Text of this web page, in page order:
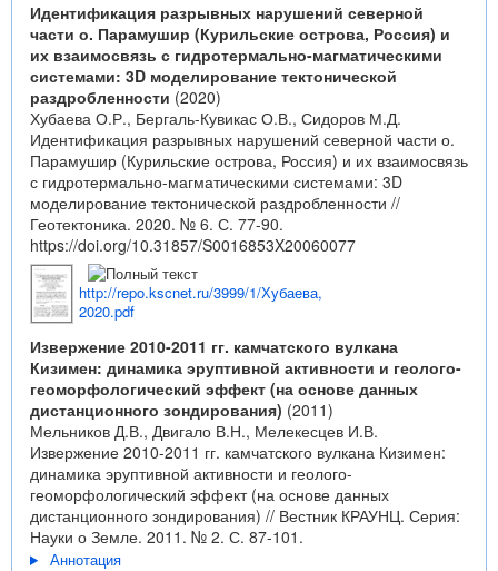
Идентификация разрывных нарушений северной
части о. Парамушир (Курильские острова, Россия) и
их взаимосвязь с гидротермально-магматическими
системами: 3D моделирование тектонической
раздробленности (2020)
Хубаева О.Р., Бергаль-Кувикас О.В., Сидоров М.Д.
Идентификация разрывных нарушений северной части о.
Парамушир (Курильские острова, Россия) и их взаимосвязь
с гидротермально-магматическими системами: 3D
моделирование тектонической раздробленности //
Геотектоника. 2020. № 6. С. 77-90.
https://doi.org/10.31857/S0016853X20060077
http://repo.kscnet.ru/3999/1/Хубаева,
2020.pdf
Извержение 2010-2011 гг. камчатского вулкана
Кизимен: динамика эруптивной активности и геолого-
геоморфологический эффект (на основе данных
дистанционного зондирования) (2011)
Мельников Д.В., Двигало В.Н., Мелекесцев И.В.
Извержение 2010-2011 гг. камчатского вулкана Кизимен:
динамика эруптивной активности и геолого-
геоморфологический эффект (на основе данных
дистанционного зондирования) // Вестник КРАУНЦ. Серия:
Науки о Земле. 2011. № 2. С. 87-101.
Аннотация